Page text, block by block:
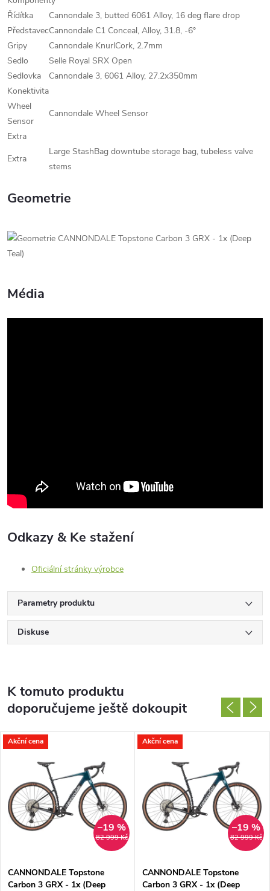
Řídítka
Cannondale 3, butted 6061 Alloy, 16 deg flare drop
PředstavecCannondale C1 Conceal, Alloy, 31.8, -6°
Gripy
Cannondale KnurlCork, 2.7mm
Sedlo
Selle Royal SRX Open
Sedlovka
Cannondale 3, 6061 Alloy, 27.2x350mm
Konektivita
Wheel
Sensor
Cannondale Wheel Sensor
Extra
Extra
Large StashBag downtube storage bag, tubeless valve
stems
Geometrie
Média
Odkazy & Ke stažení
Oficiální stránky výrobce
Parametry produktu
Diskuse
K tomuto produktu
doporučujeme ještě dokoupit
Akční cena
82 999 Kč
–19 %
CANNONDALE Topstone
Carbon 3 GRX - 1x (Deep
Akční cena
82 999 Kč
–19 %
CANNONDALE Topstone
Carbon 3 GRX - 1x (Deep